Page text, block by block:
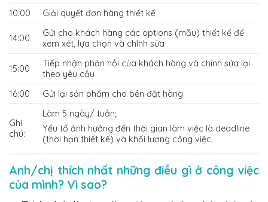
10:00
Giải quyết đơn hàng thiết kế
14:00
Gửi cho khách hàng các options (mẫu) thiết kế để
xem xét, lựa chọn và chỉnh sửa
15:00
Tiếp nhận phản hồi của khách hàng và chỉnh sửa lại
theo yêu cầu
16:00
Gửi lại sản phẩm cho bên đặt hàng
Ghi
chú:
Làm 5 ngày/ tuần;
Yếu tố ảnh hưởng đến thời gian làm việc là deadline
(thời hạn thiết kế) và khối lượng công việc.
Anh/chị thích nhất những điều gì ở công việc
của mình? Vì sao?